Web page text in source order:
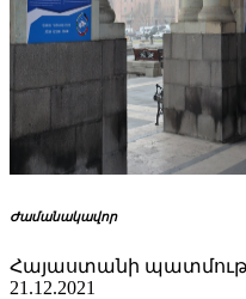
Ժամանակավոր
Հայաստանի
21.12.2021